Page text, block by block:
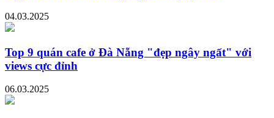
04.03.2025
Top 9 quán cafe ở Đà Nẵng "đẹp ngây ngất" với
views cực đỉnh
06.03.2025